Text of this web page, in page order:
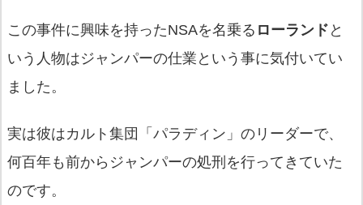
この事件に興味を持ったNSAを名乗る ローランド と
いう人物はジャンパーの仕業という事に気付いてい
ました。
実は彼はカルト集団「パラディン」のリーダーで、
何百年も前からジャンパーの処刑を行ってきていた
のです。